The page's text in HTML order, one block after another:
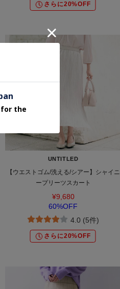
さらに20%OFF
UNTITLED
【ウエストゴム/洗える/シアー】シャイニ
ープリーツスカート
¥9,680
60%OFF
4.0 (5件)
さらに20%OFF